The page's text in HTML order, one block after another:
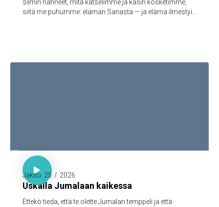
silmin nähneet, mitä katselimme ja käsin kosketimme,
siitä me puhumme: elämän Sanasta — ja elämä ilmestyi,
yhteys meidän kanssamme; ja meillä on yhteys Isän ja
1. Kor. 3:16

Jakso 25 / 2026
Uskalla Jumalaan kaikessa
Ettekö tiedä, että te olette Jumalan temppeli ja että